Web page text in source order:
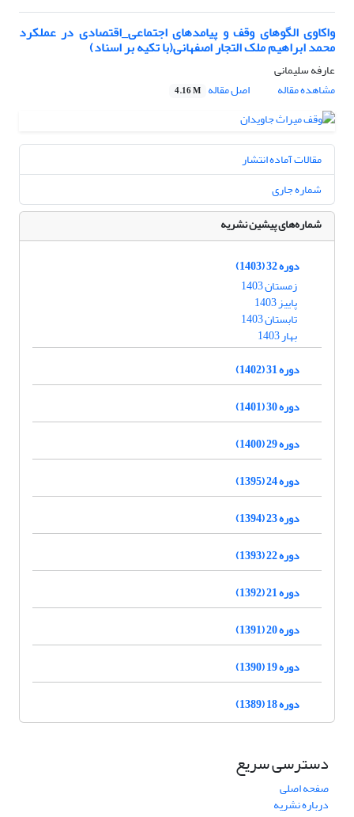
واکاوی الگوهای وقف و پیامدهای اجتماعی_اقتصادی در عملکرد
محمد ابراهیم ملک التجار اصفهانی(با تکیه بر اسناد)
عارفه سلیمانی
مشاهده مقاله
اصل مقاله 4.16 M
مقالات آماده انتشار
شماره جاری
شماره‌های پیشین نشریه
دوره 32 (1403)
زمستان 1403
پاییز 1403
تابستان 1403
بهار 1403
دوره 31 (1402)
دوره 30 (1401)
دوره 29 (1400)
دوره 24 (1395)
دوره 23 (1394)
دوره 22 (1393)
دوره 21 (1392)
دوره 20 (1391)
دوره 19 (1390)
دوره 18 (1389)
دسترسی سریع
صفحه اصلی
درباره نشریه